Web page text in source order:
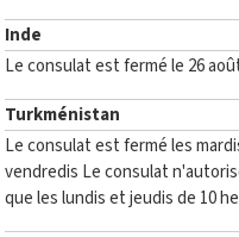
Inde
Le consulat est fermé le 26
Turkménistan
Le consulat est fermé les
vendredis Le consulat
que les lundis et jeudis de 10